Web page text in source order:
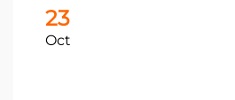
23
Oct